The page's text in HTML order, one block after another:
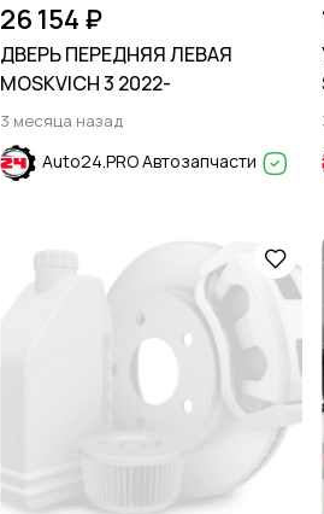
26 154 ₽
ДВЕРЬ ПЕРЕДНЯЯ ЛЕВАЯ
MOSKVICH 3 2022-
3 месяца назад
Auto24.PRO Автозапчасти